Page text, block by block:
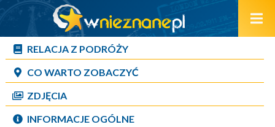
RELACJA Z PODRÓŻY
CO WARTO ZOBACZYĆ
ZDJĘCIA
INFORMACJE OGÓLNE